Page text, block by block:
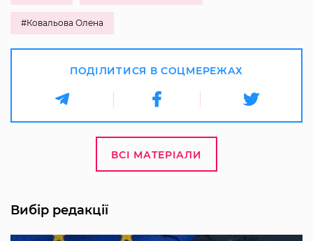
#Ковальова Олена
ПОДІЛИТИСЯ В СОЦМЕРЕЖАХ
ВСІ МАТЕРІАЛИ
Вибір редакції